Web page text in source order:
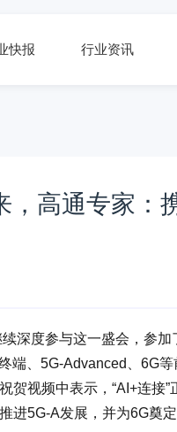
快报 行业资讯
，高通专家：
深度参与这一盛会，参加
端、5G-Advanced、6G
视频中表示，“AI+连接”
进5G-A发展，并为6G奠定